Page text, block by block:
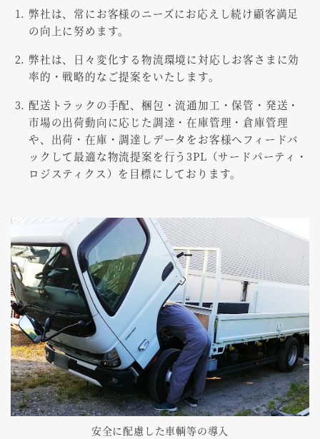
弊社は、常にお客様のニーズにお応えし続け顧客満足
の向上に努めます。
弊社は、日々変化する物流環境に対応しお客さまに効
率的・戦略的なご提案をいたします。
配送トラックの手配、梱包・流通加工・保管・発送・
市場の出荷動向に応じた調達・在庫管理・倉庫管理
や、出荷・在庫・調達しデータをお客様へフィードバ
ックして最適な物流提案を行う3PL（サードパーティ・
ロジスティクス）を目標にしております。
安全に配慮した車輌等の導入